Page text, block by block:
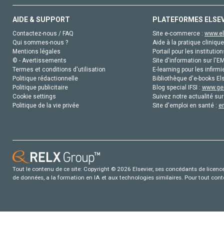
AIDE & SUPPORT
Contactez-nous / FAQ
Qui sommes-nous ?
Mentions légales
© - Avertissements
Termes et conditions d'utilisation
Politique rédactionnelle
Politique publicitaire
Cookie settings
Politique de la vie privée
PLATEFORMES
Site e-commerce :
Aide à la pratique
Portail pour les
Site d'information sur
E-learning pour les
Bibliothèque d'e-books
Blog special IFSI :
Suivez notre actualité
Site d'emploi en santé :
Tout le contenu de ce site: Copyright © 2026 Elsevier, ses concédants de
de données, a la formation en IA et aux technologies similaires. Pour tout